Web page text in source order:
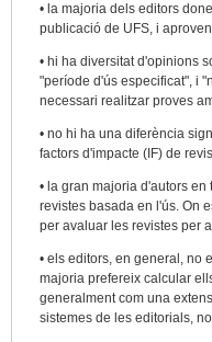
• la majoria dels editors
publicació de UFS, i
• hi ha diversitat d'opinions
"període d'ús especificat", i
necessari realitzar proves
• no hi ha una diferència
factors d'impacte (IF) de
• la gran majoria d'autors
revistes basada en l'ús. On
per avaluar les revistes per
• els editors, en general, no
majoria prefereix calcular
generalment com una
sistemes de les editorials,